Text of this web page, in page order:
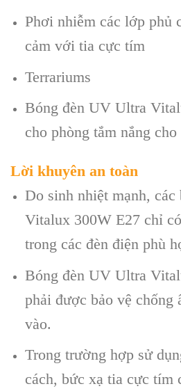
Phơi nhiễm các lớp phủ
cảm với tia cực tím
Terrariums
Bóng đèn UV Ultra
cho phòng tắm nắng cho
Lời khuyên an toàn
Do sinh nhiệt mạnh,
Vitalux 300W E27 chỉ
trong các đèn điện phù
Bóng đèn UV Ultra
phải được bảo vệ chống
vào.
Trong trường hợp sử
cách, bức xạ tia cực tím